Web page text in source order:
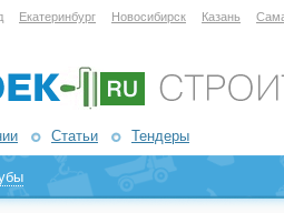
Екатеринбург Новосибирск Казань
Статьи Тендеры